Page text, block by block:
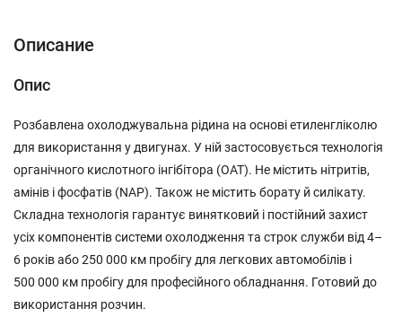
Описание
Опис
Розбавлена охолоджувальна рідина на основі етиленгліколю
для використання у двигунах. У ній застосовується технологія
органічного кислотного інгібітора (OAT). Не містить нітритів,
амінів і фосфатів (NAP). Також не містить борату й силікату.
Складна технологія гарантує винятковий і постійний захист
усіх компонентів системи охолодження та строк служби від 4–
6 років або 250 000 км пробігу для легкових автомобілів і
500 000 км пробігу для професійного обладнання. Готовий до
використання розчин.